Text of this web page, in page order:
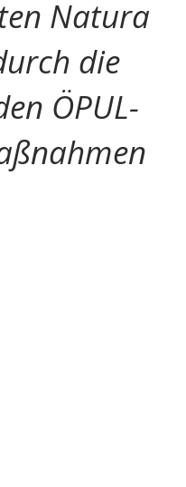
Natura
die
ÖPUL-